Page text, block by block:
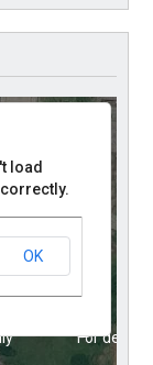
For
load
OK